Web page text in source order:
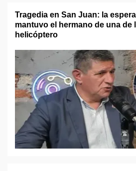
Tragedia en San Juan: la
mantuvo el hermano de una de
helicóptero